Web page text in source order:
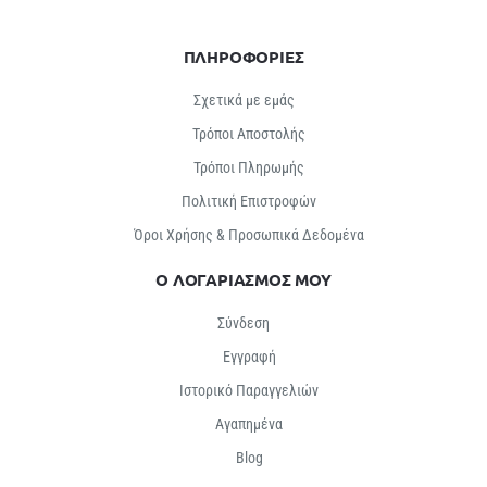
ΠΛΗΡΟΦΟΡΙΕΣ
Σχετικά με εμάς
Τρόποι Αποστολής
Τρόποι Πληρωμής
Πολιτική Επιστροφών
Όροι Χρήσης & Προσωπικά Δεδομένα
Ο ΛΟΓΑΡΙΑΣΜΟΣ ΜΟΥ
Σύνδεση
Εγγραφή
Ιστορικό Παραγγελιών
Αγαπημένα
Βlog